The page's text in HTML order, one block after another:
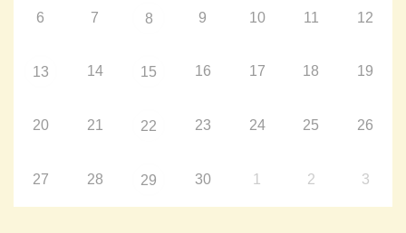
6 7 8 9 10 11 12
13 14 15 16 17 18 19
20 21 22 23 24 25 26
27 28 29 30 1 2 3